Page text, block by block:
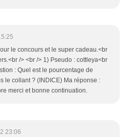
le concours et le super cadeau.<br
/> <br /> 1) Pseudo : cottleya<br
: Quel est le pourcentage de
le collant ? (INDICE) Ma réponse :
merci et bonne continuation.
23:06